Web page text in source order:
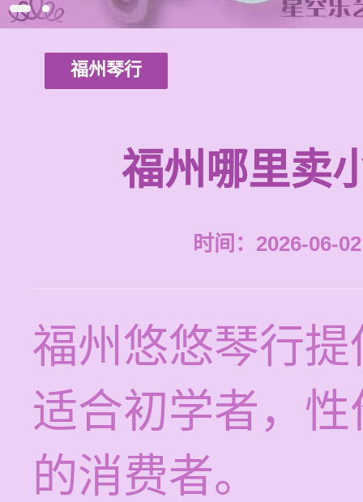
福州琴行
福州哪里卖
时间：2026-06-
福州悠悠琴行
适合初学者，
的消费者。